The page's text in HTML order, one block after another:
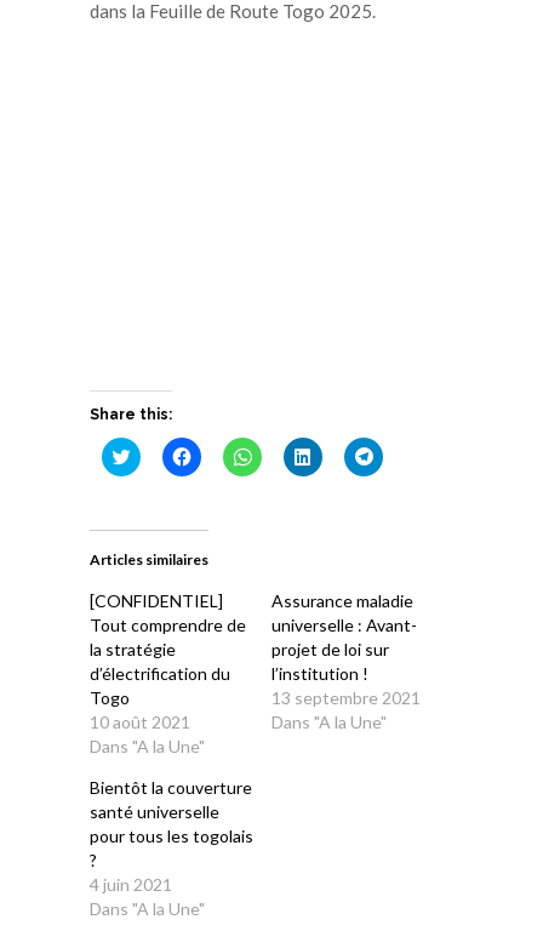
dans la Feuille de Route Togo 2025.
Share this:
Cliquez
pour
dans
nouvelle
Cliquez
pour
dans
nouvelle
Cliquez
pour
Cliquez
pour
Cliquez
pour
Articles similaires
[CONFIDENTIEL]
Tout comprendre de
la stratégie
d’électrification du
Togo
10 août 2021
Dans "A la Une"
Assurance maladie
universelle : Avant-
projet de loi sur
l’institution !
13 septembre 2021
Dans "A la Une"
Bientôt la couverture
santé universelle
pour tous les togolais
?
4 juin 2021
Dans "A la Une"